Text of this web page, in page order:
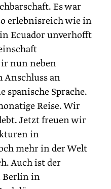
Es war
erlebnisreich wie in
Ecuador unverhofft
nun neben
Anschluss an
spanische Sprache.
Reise. Wir
Jetzt freuen wir
in
mehr in der Welt
Auch ist der
Berlin in